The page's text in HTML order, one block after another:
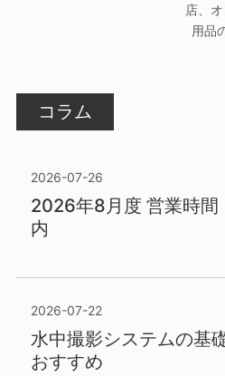
店、
用品
コラム
2026-07-26
2026年8月度 営業時間
内
2026-07-22
水中撮影システムの基
おすすめ